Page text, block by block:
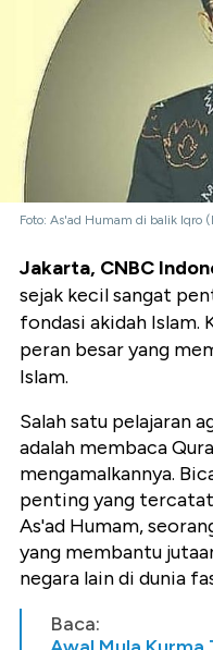
Foto: As'ad Humam di balik Iqro
Jakarta, CNBC
sejak kecil sangat
fondasi akidah Islam.
peran besar yang
Islam.
Salah satu pelajaran
adalah membaca
mengamalkannya.
penting yang tercatat
As'ad Humam,
yang membantu
negara lain di dunia
Baca: